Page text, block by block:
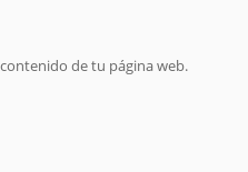
de tu página web.